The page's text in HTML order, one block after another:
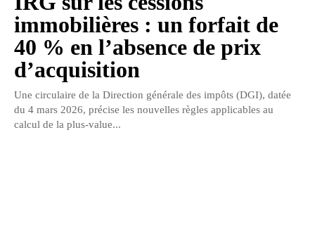
immobilières : un forfait de
40 % en l’absence de prix
d’acquisition
Une circulaire de la Direction générale des impôts (DGI), datée
du 4 mars 2026, précise les nouvelles règles applicables au
calcul de la plus-value...